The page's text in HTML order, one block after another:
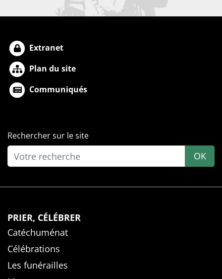
Extranet
Plan du site
Communiqués
Rechercher sur le site
OK
PRIER, CÉLÉBRER
Catéchuménat
Célébrations
Les funérailles